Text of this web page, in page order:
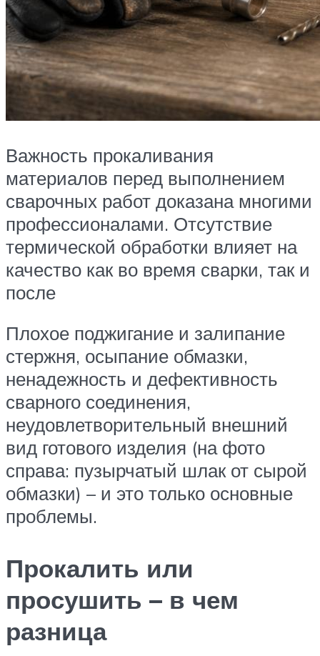
Важность прокаливания
материалов перед выполнением
сварочных работ доказана многими
профессионалами. Отсутствие
термической обработки влияет на
качество как во время сварки, так и
после
Плохое поджигание и залипание
стержня, осыпание обмазки,
ненадежность и дефективность
сварного соединения,
неудовлетворительный внешний
вид готового изделия (на фото
справа: пузырчатый шлак от сырой
обмазки) – и это только основные
проблемы.
Прокалить или
просушить – в чем
разница